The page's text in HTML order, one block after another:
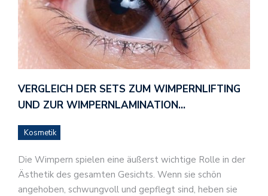
VERGLEICH DER SETS ZUM WIMPERNLIFTING
UND ZUR WIMPERNLAMINATION…
Kosmetik
Die Wimpern spielen eine äußerst wichtige Rolle in der
Ästhetik des gesamten Gesichts. Wenn sie schön
angehoben, schwungvoll und gepflegt sind, heben sie